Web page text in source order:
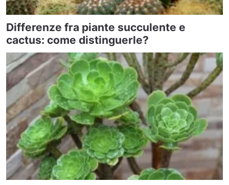
Differenze fra piante succulente e
cactus: come distinguerle?